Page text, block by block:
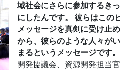
域社会にさらに参加するき
にしたんです。 彼らはこの
メッセージを真剣に受け止
から、彼らのような人々が
まるというメッセージです。
開発協議会、資源開発担当官